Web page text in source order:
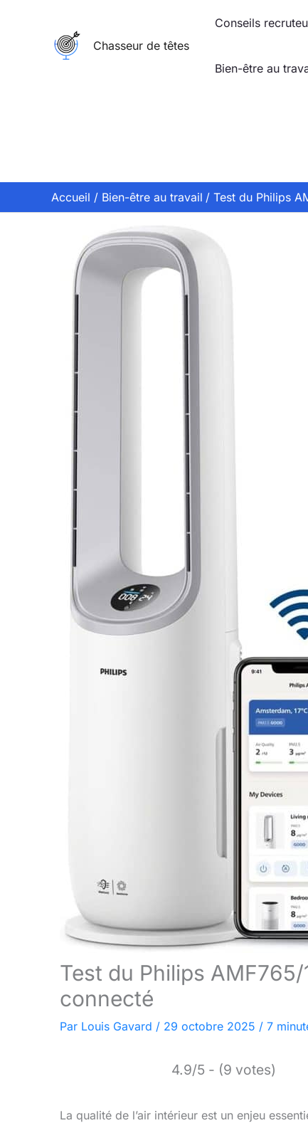
Chasseur de têtes
Conseils
Bien-être au
Accueil Bien-être au travail Test du Philips
Test du Philips
connecté
Par Louis Gavard / 29 octobre 2025 / 7
4.9/5 - (9 votes)
La qualité de l’air intérieur est un enjeu